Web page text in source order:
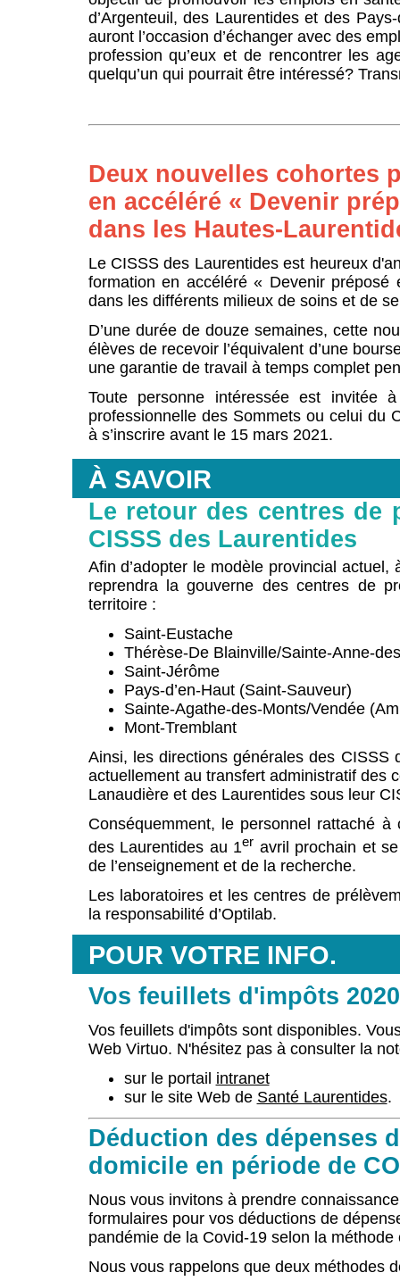
d’Argenteuil, des Laurentides et des
auront l’occasion d’échanger avec des
profession qu’eux et de rencontrer les
quelqu’un qui pourrait être intéressé?
Deux nouvelles cohortes
en accéléré « Devenir
dans les Hautes-
Le CISSS des Laurentides est heureux
formation en accéléré « Devenir
dans les différents milieux de soins et de
D’une durée de douze semaines, cette
élèves de recevoir l’équivalent d’une
une garantie de travail à temps complet
Toute personne intéressée est invitée
professionnelle des Sommets ou celui du
à s’inscrire avant le 15 mars 2021.
À SAVOIR
Le retour des centres de
CISSS des Laurentides
Afin d’adopter le modèle provincial actuel,
reprendra la gouverne des centres de
territoire :
Saint-Eustache
Thérèse-De Blainville/Sainte-Anne-
Saint-Jérôme
Pays-d’en-Haut (Saint-Sauveur)
Sainte-Agathe-des-Monts/Vendée
Mont-Tremblant
Ainsi, les directions générales des
actuellement au transfert administratif des
Lanaudière et des Laurentides sous leur
Conséquemment, le personnel rattaché
des Laurentides au 1er avril prochain et
de l’enseignement et de la recherche.
Les laboratoires et les centres de
la responsabilité d’Optilab.
POUR VOTRE INFO.
Vos feuillets d'impôts
Vos feuillets d'impôts sont disponibles.
Web Virtuo. N'hésitez pas à consulter la
sur le portail intranet
sur le site Web de Santé Laurentides.
Déduction des dépenses
domicile en période de
Nous vous invitons à prendre
formulaires pour vos déductions de
pandémie de la Covid-19 selon la méthode
Nous vous rappelons que deux méthodes